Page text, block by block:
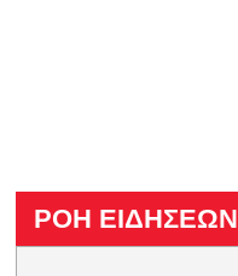
ΡΟΗ ΕΙΔΗΣΕΩΝ